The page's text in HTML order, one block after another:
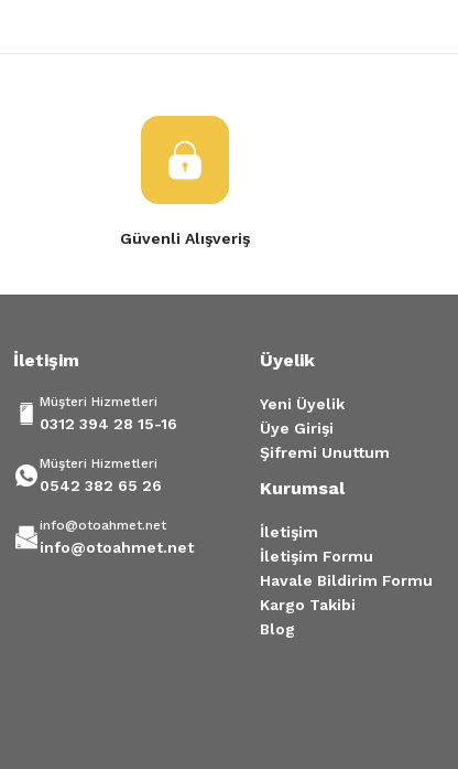
Bu ürüne benzer farklı alternatifler olmalı.
Güvenli Alışveriş
İletişim
Müşteri Hizmetleri
0312 394 28 15-16
Müşteri Hizmetleri
0542 382 65 26
info@otoahmet.net
info@otoahmet.net
Üyelik
Yeni Üyelik
Üye Girişi
Şifremi Unuttum
Kurumsal
İletişim
İletişim Formu
Havale Bildirim Formu
Kargo Takibi
Blog